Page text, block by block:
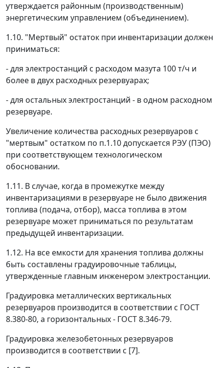
утверждается районным (производственным)
энергетическим управлением (объединением).
1.10. "Мертвый" остаток при инвентаризации должен
приниматься:
- для электростанций с расходом мазута 100 т/ч и
более в двух расходных резервуарах;
- для остальных электростанций - в одном расходном
резервуаре.
Увеличение количества расходных резервуаров с
"мертвым" остатком по п.1.10 допускается РЭУ (ПЭО)
при соответствующем технологическом
обосновании.
1.11. В случае, когда в промежутке между
инвентаризациями в резервуаре не было движения
топлива (подача, отбор), масса топлива в этом
резервуаре может приниматься по результатам
предыдущей инвентаризации.
1.12. На все емкости для хранения топлива должны
быть составлены градуировочные таблицы,
утвержденные главным инженером электростанции.
Градуировка металлических вертикальных
резервуаров производится в соответствии с ГОСТ
8.380-80, а горизонтальных - ГОСТ 8.346-79.
Градуировка железобетонных резервуаров
производится в соответствии с [7].